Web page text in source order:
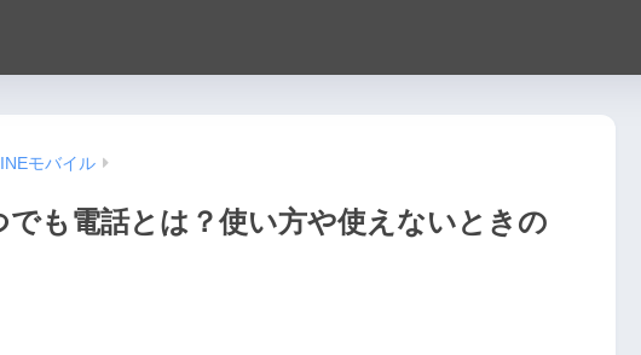
モバイル
でも電話とは？使い方や使えないときの